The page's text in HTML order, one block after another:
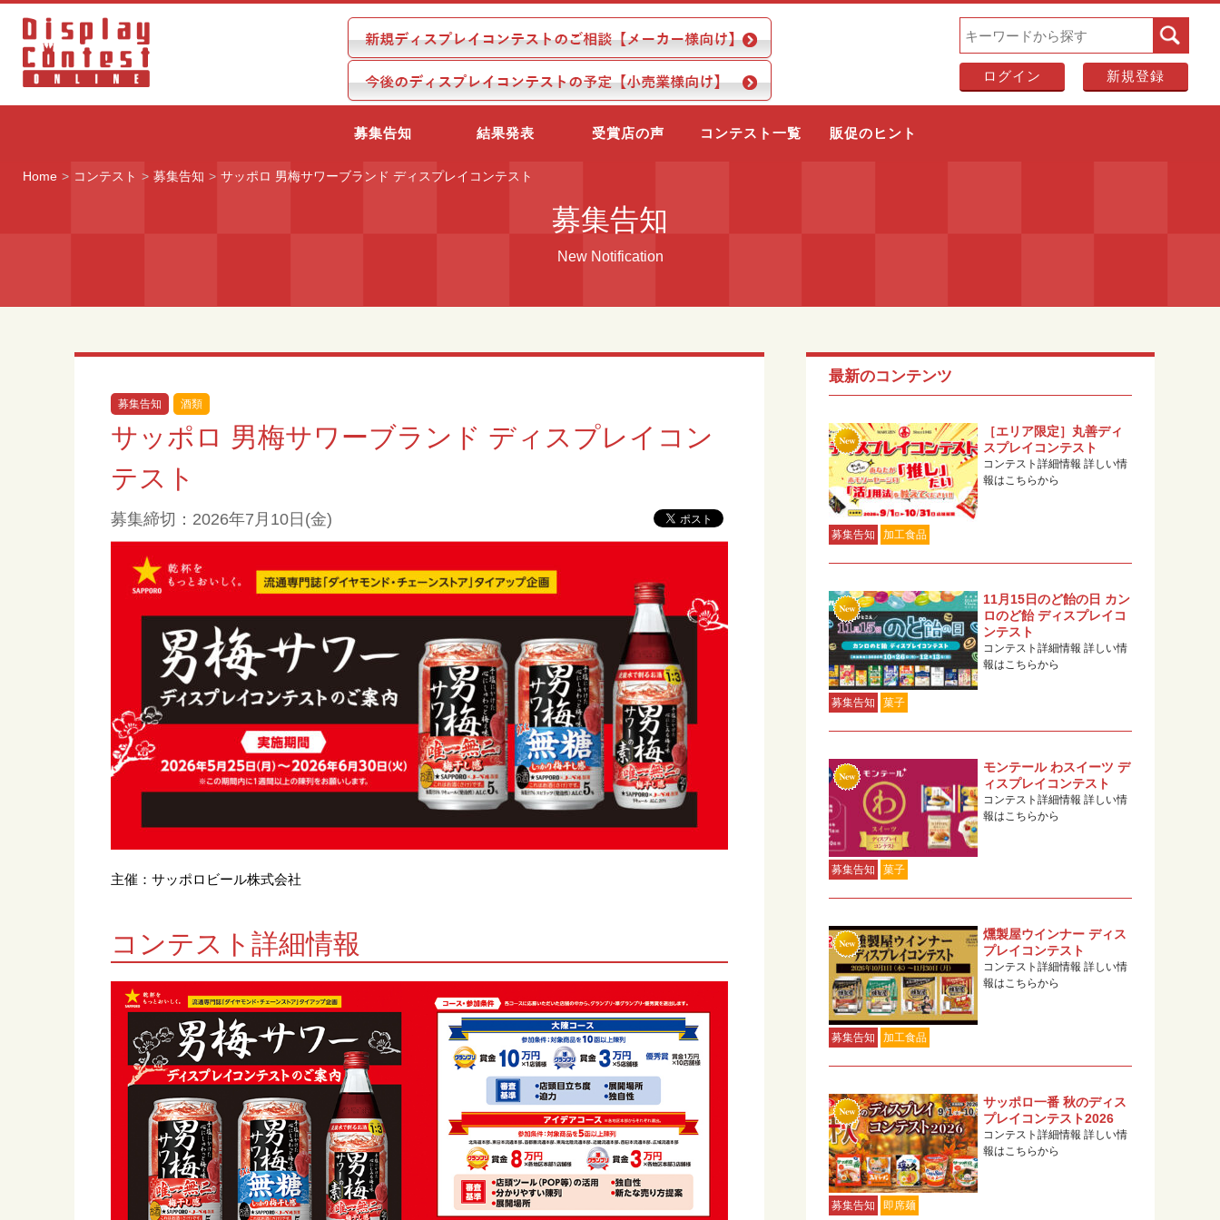
ログイン 新規登録
募集告知 結果発表 受賞店の声 コンテスト一覧 販促のヒント
Home コンテスト 募集告知 サッポロ 男梅サワーブランド ディスプレイコンテスト
募集告知
New Notification
募集告知 酒類
サッポロ 男梅サワーブランド ディスプレイコン
テスト
募集締切：2026年7月10日(金)
主催：サッポロビール株式会社
コンテスト詳細情報
最新のコンテンツ
募集告知 加工食品
［エリア限定］丸善ディ
スプレイコンテスト
コンテスト詳細情報 詳しい情
報はこちらから
募集告知 菓子
11月15日のど飴の日 カン
ロのど飴 ディスプレイコ
ンテスト
コンテスト詳細情報 詳しい情
報はこちらから
募集告知 菓子
モンテール わスイーツ デ
ィスプレイコンテスト
コンテスト詳細情報 詳しい情
報はこちらから
募集告知 加工食品
燻製屋ウインナー ディス
プレイコンテスト
コンテスト詳細情報 詳しい情
報はこちらから
募集告知 即席麺
サッポロ一番 秋のディス
プレイコンテスト2026
コンテスト詳細情報 詳しい情
報はこちらから